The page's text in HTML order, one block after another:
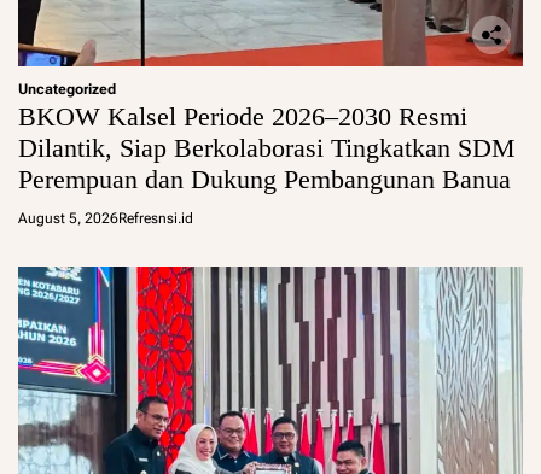
Uncategorized
BKOW Kalsel Periode 2026–2030 Resmi
Dilantik, Siap Berkolaborasi Tingkatkan SDM
Perempuan dan Dukung Pembangunan Banua
August 5, 2026Refresnsi.id